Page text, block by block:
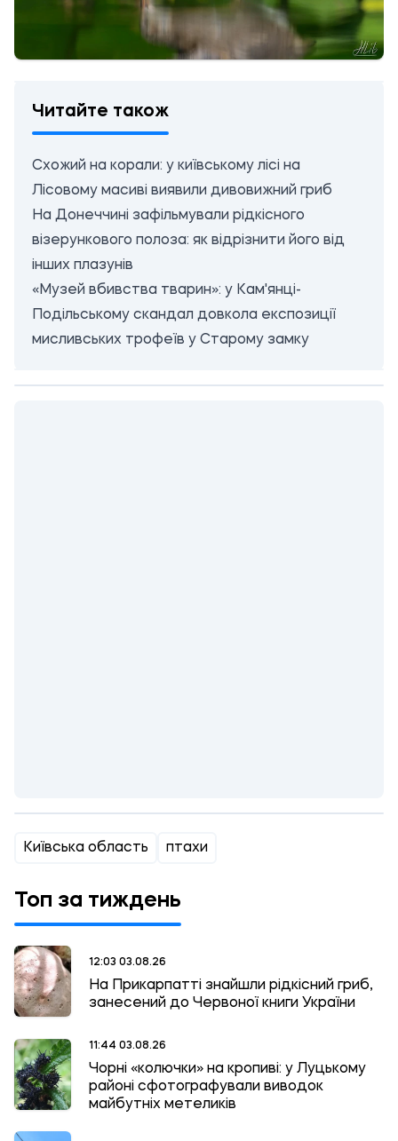
Читайте також
Схожий на корали: у київському лісі на
Лісовому масиві виявили дивовижний гриб
На Донеччині зафільмували рідкісного
візерункового полоза: як відрізнити його від
інших плазунів
«Музей вбивства тварин»: у Кам'янці-
Подільському скандал довкола експозиції
мисливських трофеїв у Старому замку
Київська область птахи
Топ за тиждень
12:03 03.08.26
На Прикарпатті знайшли рідкісний гриб,
занесений до Червоної книги України
11:44 03.08.26
Чорні «колючки» на кропиві: у Луцькому
районі сфотографували виводок
майбутніх метеликів